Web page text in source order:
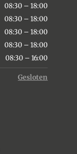
08:30 – 18:00
08:30 – 18:00
08:30 – 18:00
08:30 – 18:00
08:30 – 16:00
Gesloten